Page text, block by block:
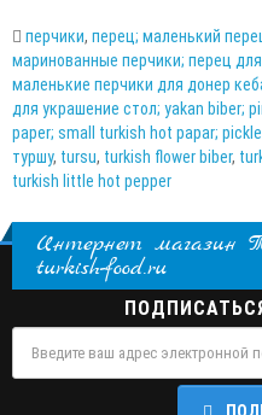
перчики, перец; маленький
маринованные перчики; перец
маленькие перчики для донер
для украшение стол; yakan biber;
paper; small turkish hot papar;
туршу, tursu, turkish flower biber,
turkish little hot pepper
Интернет магазин
turkish-food.ru